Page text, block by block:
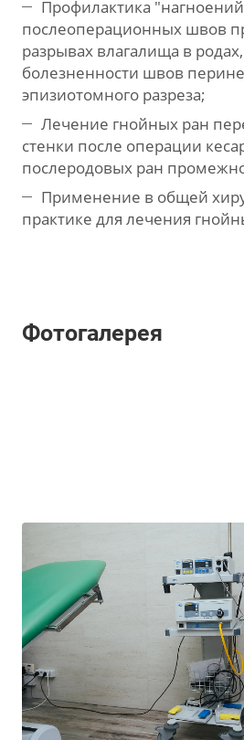
Профилактика
послеоперационных швов
разрывах влагалища в
болезненности швов
эпизиотомного разреза;
Лечение гнойных ран
стенки после операции
послеродовых ран
Применение в общей
практике для лечения
Фотогалерея